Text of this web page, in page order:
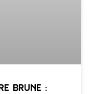
Brune :